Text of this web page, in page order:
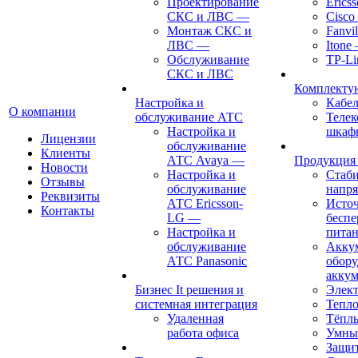
О компании
Лицензии
Клиенты
Новости
Отзывы
Реквизиты
Контакты
СКС и ЛВС —
Монтаж СКС и
ЛВС —
Обслуживание
СКС и ЛВС
Настройка и
обслуживание АТС
Настройка и
обслуживание
АТС Avaya —
Настройка и
обслуживание
АТС Ericsson-
LG —
Настройка и
обслуживание
АТС Panasonic
Бизнес It решения и
системная интеграция
Удаленная
работа офиса
Cisco
Fanvil
Itone
TP-
Продукция